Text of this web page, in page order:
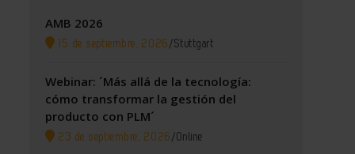
AMB 2026
15 de septiembre, 2026 /Stuttgart
Webinar: ´Más allá de la tecnología:
cómo transformar la gestión del
producto con PLM´
23 de septiembre, 2026 /Online